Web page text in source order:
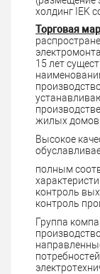
холдинг IEK
Торговая
15 лет
жилых
Высокое
полным
контроль
контроль
Группа